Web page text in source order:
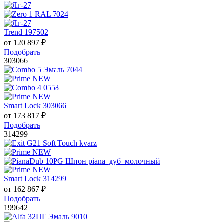
Trend 197502
от 120 897 ₽
Подобрать
303066
Smart Lock 303066
от 173 817 ₽
Подобрать
314299
Smart Lock 314299
от 162 867 ₽
Подобрать
199642